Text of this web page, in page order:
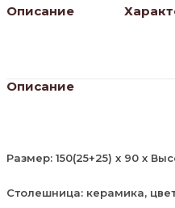
Описание
Описание
Размер: 150(25+25) х 90 х
Столешница: керамика,